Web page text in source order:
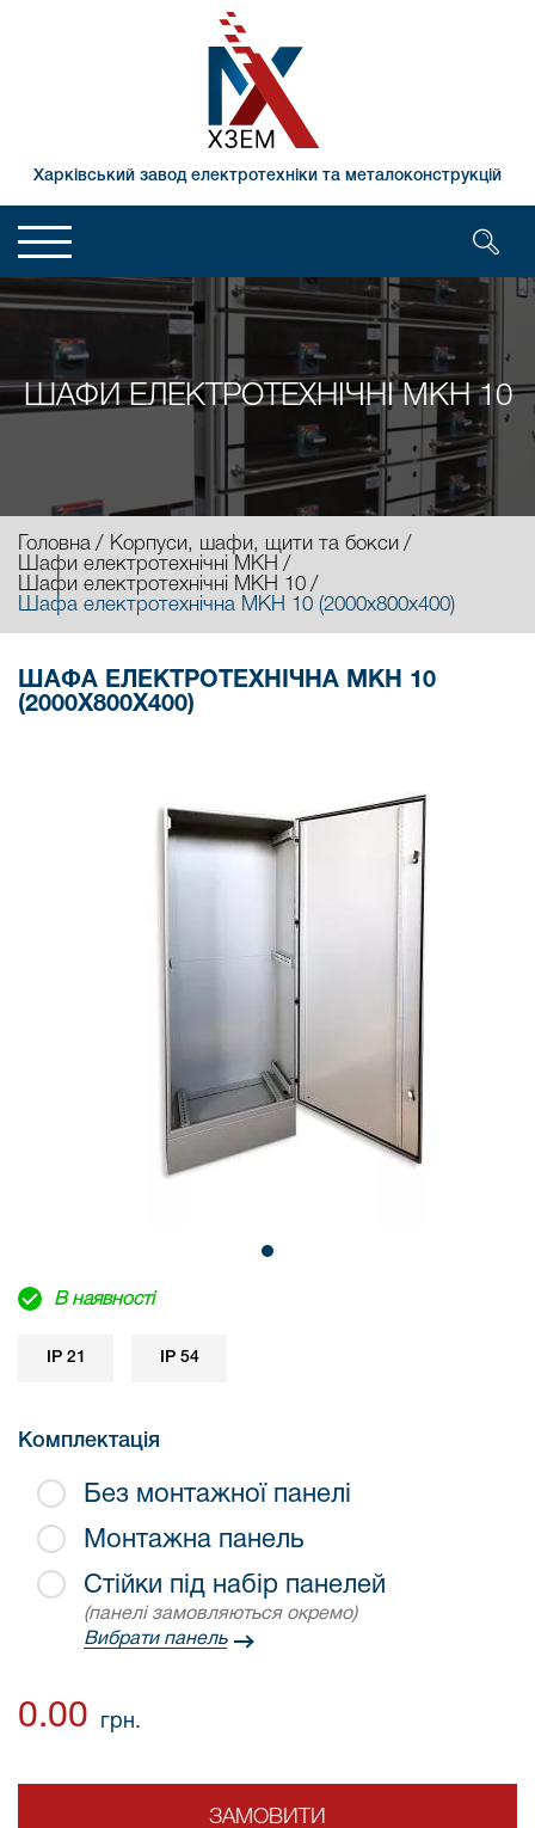
Харківський завод електротехніки та металоконструкцій
ШАФИ ЕЛЕКТРОТЕХНІЧНІ МКН 10
Головна
Корпуси, шафи, щити та бокси
Шафи електротехнічні МКН
Шафи електротехнічні МКН 10
Шафа електротехнічна МКН 10 (2000х800х400)
ШАФА ЕЛЕКТРОТЕХНІЧНА МКН 10
(2000Х800Х400)
В наявності
IP 21 IP 54
Комплектація
Без монтажної панелі
Монтажна панель
Стійки під набір панелей
(панелі замовляються окремо)
Вибрати панель
0.00 грн.
ЗАМОВИТИ